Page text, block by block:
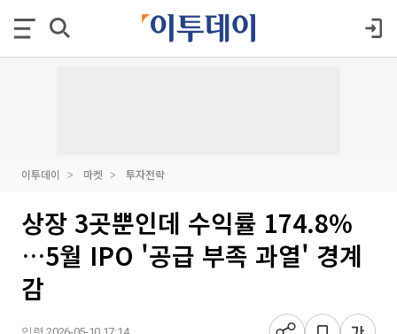
이투데이 마켓 투자전략
상장 3곳뿐인데 수익률 174.8%
…5월 IPO '공급 부족 과열' 경계
감
입력 2026-05-10 17:14